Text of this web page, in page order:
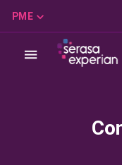
PME